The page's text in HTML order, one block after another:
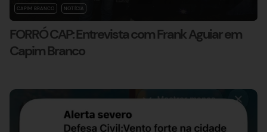
CAPIM BRANCO NOTÍCIA
FORRÓ CAP: Entrevista com Frank Aguiar em
Capim Branco